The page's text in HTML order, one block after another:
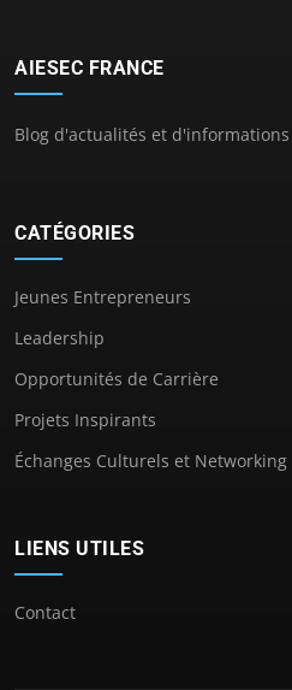
AIESEC FRANCE
Blog d'actualités et d'informations
CATÉGORIES
Jeunes Entrepreneurs
Leadership
Opportunités de Carrière
Projets Inspirants
Échanges Culturels et Networking
LIENS UTILES
Contact